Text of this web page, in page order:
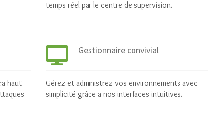
temps réel par le centre de supervision.
haut
Gestionnaire convivial
Gérez et administrez vos environnements avec
simplicité grâce a nos interfaces intuitives.